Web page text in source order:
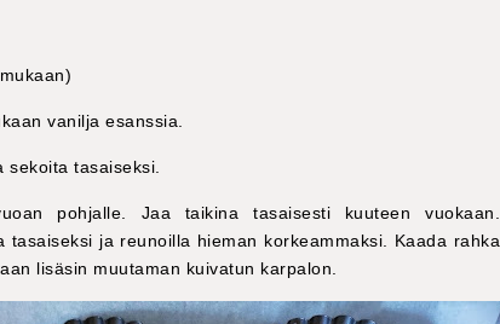
vanilja esanssia.
sekoita tasaiseksi.
pohjalle. Jaa taikina tasaisesti kuuteen vuokaan.
tasaiseksi ja reunoilla hieman korkeammaksi. Kaada rahka
lisäsin muutaman kuivatun karpalon.